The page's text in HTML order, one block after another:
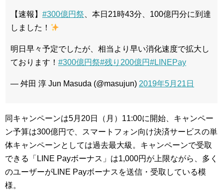
【速報】 #300億円祭 、本日21時43分、100億円分に到達
しました！
明日早々予定でしたが、相当より早い消化速度で拡大し
ております！ #300億円祭#残り200億円#LINEPay
— 舛田 淳 Jun Masuda (@masujun) 2019年5月21日
同キャンペーンは5月20日（月）11:00に開始、キャンペー
ン予算は300億円で、スマートフォン向け決済サービスの単
体キャンペーンとしては過去最大級。キャンペーンで受取
できる「LINE Payボーナス」は1,000円が上限ながら、多く
のユーザーがLINE Payボーナスを送信・受取している模
様。